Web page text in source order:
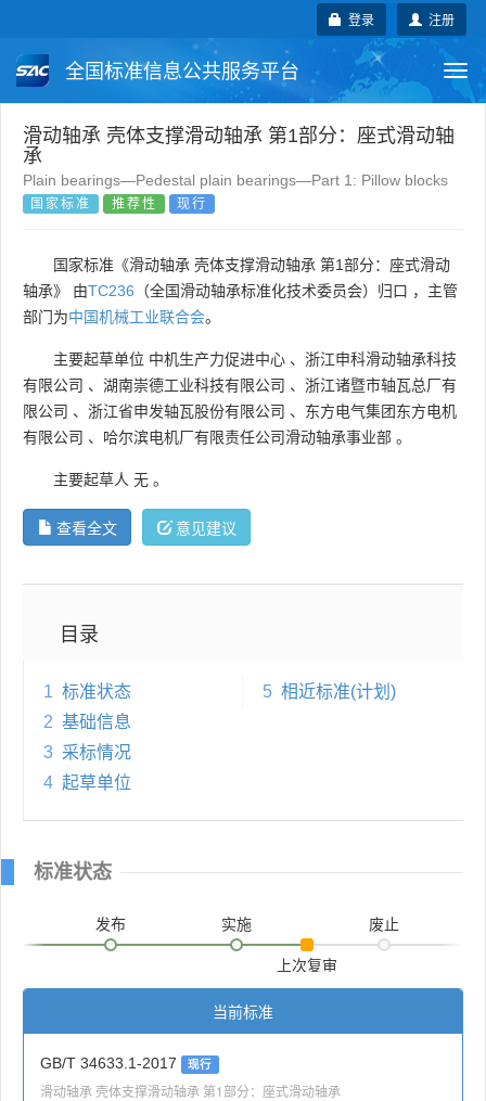
注册
登录
全国标准信息公共服务平台
国家标准 行业标准 地方标准
团体标准 企业标准 国际标准
滑动轴承 壳体支撑滑动轴承 第1部分：座式滑动轴
承
Plain bearings—Pedestal plain bearings—Part 1: Pillow blocks
国家标准 推荐性 现行
国家标准《滑动轴承 壳体支撑滑动轴承 第1部分：座式滑动
轴承》 由TC236 （全国滑动轴承标准化技术委员会）归口 ，主管
部门为中国机械工业联合会。
主要起草单位 中机生产力促进中心 、 浙江申科滑动轴承科技
有限公司 、 湖南崇德工业科技有限公司 、 浙江诸暨市轴瓦总厂有
限公司 、 浙江省申发轴瓦股份有限公司 、 东方电气集团东方电机
有限公司 、 哈尔滨电机厂有限责任公司滑动轴承事业部 。
主要起草人 无 。
查看全文 意见建议
目录
1 标准状态
2 基础信息
3 采标情况
4 起草单位
5 相近标准(计划)
标准状态
发布 实施
上次复审
废止
当前标准
GB/T 34633.1-2017 现行
滑动轴承 壳体支撑滑动轴承 第1部分：座式滑动轴承